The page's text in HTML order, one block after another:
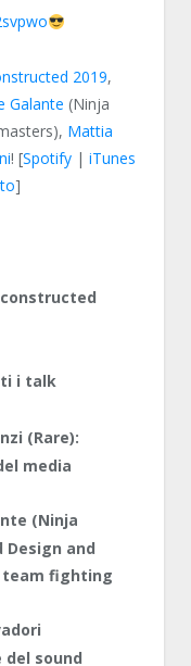
2019,
Galante (Ninja
Mattia
! [Spotify | iTunes
]
i talk
(Rare):
media
(Ninja
Design and
team fighting
del sound